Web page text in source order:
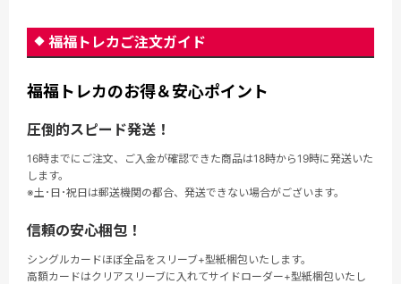
福福トレカご注文ガイド
福福トレカのお得＆安心ポイント
圧倒的スピード発送！
16時までにご注文、ご入金が確認できた商品は18時から19時に発送いた
します。
※土･日･祝日は郵送機関の都合、発送できない場合がございます。
信頼の安心梱包！
シングルカードほぼ全品をスリーブ+型紙梱包いたします。
高額カードはクリアスリーブに入れてサイドローダー+型紙梱包いたし